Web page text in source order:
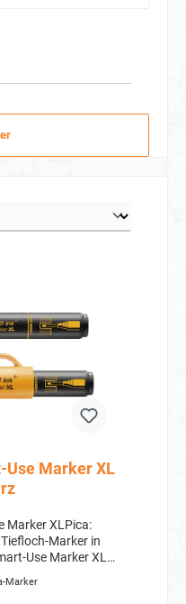
Marker XL
Marker XLPica:
Marker in
in einem einzigen
Marker